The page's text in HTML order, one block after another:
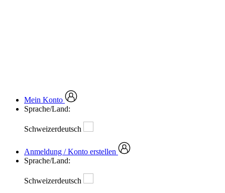
Mein Konto
Sprache/Land:
Schweizerdeutsch
Anmeldung / Konto erstellen
Sprache/Land:
Schweizerdeutsch